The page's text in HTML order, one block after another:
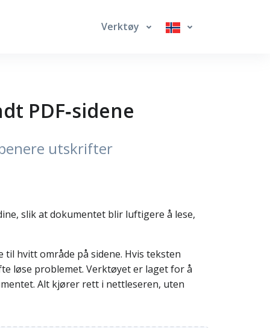
Verktøy
PDF‑sidene
utskrifter
slik at dokumentet blir luftigere å lese,
til hvitt område på sidene. Hvis teksten
løse problemet. Verktøyet er laget for å
Alt kjører rett i nettleseren, uten